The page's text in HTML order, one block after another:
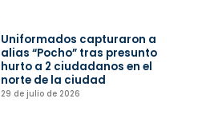
Uniformados capturaron a
alias “Pocho” tras presunto
hurto a 2 ciudadanos en el
norte de la ciudad
29 de julio de 2026